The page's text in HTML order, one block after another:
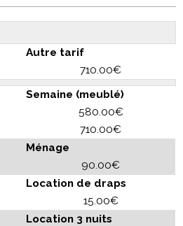
Autre tarif
710.00€
Semaine (meublé)
580.00€
710.00€
Ménage
90.00€
Location de draps
15.00€
Location 3 nuits